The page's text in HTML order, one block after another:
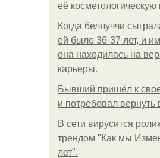
её косметологическую
Когда беллуччи
ей было 36-37 лет, и
она находилась на
карьеры.
Бывший пришёл к
и потребовал вернуть
В сети вирусится
трендом "Как мы
лет".